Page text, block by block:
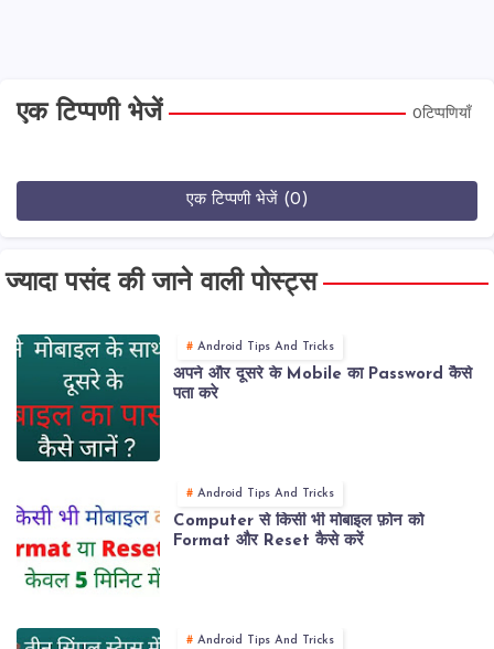
एक टिप्पणी भेजें 0टिप्पणियाँ
एक टिप्पणी भेजें (0)
ज्यादा पसंद की जाने वाली पोस्ट्स
Android Tips And Tricks
अपने और दूसरे के Mobile का Password कैसे
पता करे
Android Tips And Tricks
Computer से किसी भी मोबाइल फ़ोन को
Format और Reset कैसे करें
Android Tips And Tricks